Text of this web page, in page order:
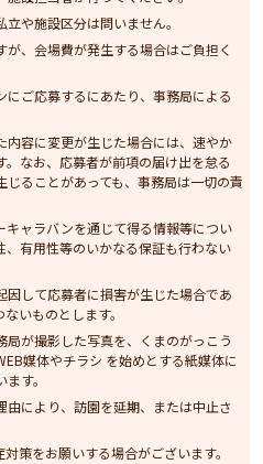
や施設区分は問いません。
、会場費が発生する場合はご負担く
ご応募するにあたり、事務局による
内容に変更が生じた場合には、速やか
なお、応募者が前項の届け出を怠る
ることがあっても、事務局は一切の責
キャラバンを通じて得る情報等につい
、有用性等のいかなる保証も行わない
して応募者に損害が生じた場合であ
いものとします。
が撮影した写真を、くまのがっこう
媒体やチラシ を始めとする紙媒体に
す。
により、訪園を延期、または中止さ
策をお願いする場合がございます。